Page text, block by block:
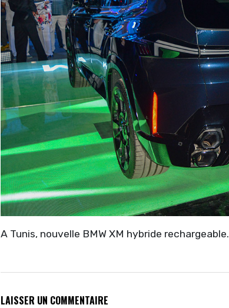
A Tunis, nouvelle BMW XM hybride rechargeable.
LAISSER UN COMMENTAIRE